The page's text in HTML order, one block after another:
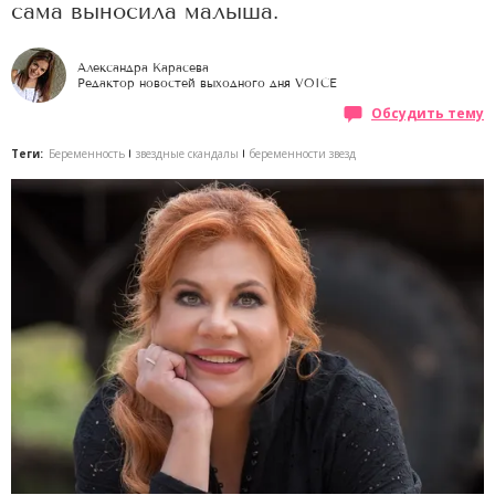
сама выносила малыша.
Александра Карасева
Редактор новостей выходного дня VOICE
Обсудить тему
Теги: Беременность звездные скандалы беременности звезд